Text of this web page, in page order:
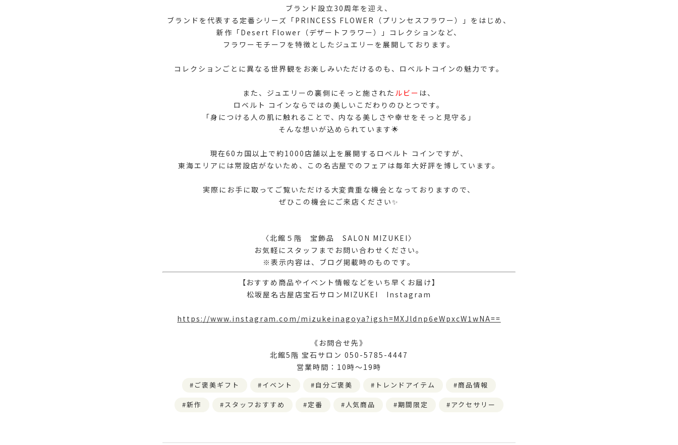
ブランド設立30周年を迎え、
ブランドを代表する定番シリーズ「PRINCESS FLOWER（プリンセスフラワー）」をはじめ、
新作「Desert Flower（デザートフラワー）」コレクションなど、
フラワーモチーフを特徴としたジュエリーを展開しております。
コレクションごとに異なる世界観をお楽しみいただけるのも、ロベルトコインの魅力です。
また、ジュエリーの裏側にそっと施された ルビー は、
ロベルト コインならではの美しいこだわりのひとつです。
「身につける人の肌に触れることで、内なる美しさや幸せをそっと見守る」
そんな想いが込められています🌟
現在60カ国以上で約1000店舗以上を展開するロベルト コインですが、
東海エリアには常設店がないため、この名古屋でのフェアは毎年大好評を博しています。
実際にお手に取ってご覧いただける大変貴重な機会となっておりますので、
ぜひこの機会にご来店ください✨
〈北館５階 宝飾品 SALON MIZUKEI〉
お気軽にスタッフまでお問い合わせください。
※表示内容は、ブログ掲載時のものです。
【おすすめ商品やイベント情報などをいち早くお届け】
松坂屋名古屋店宝石サロンMIZUKEI Instagram
https://www.instagram.com/mizukeinagoya?igsh=MXJldnp6eWpxcW1wNA==
《お問合せ先》
北館5階 宝石サロン 050-5785-4447
営業時間：10時～19時
ご褒美ギフト イベント 自分ご褒美 トレンドアイテム 商品情報
新作 スタッフおすすめ 定番 人気商品 期間限定 アクセサリー